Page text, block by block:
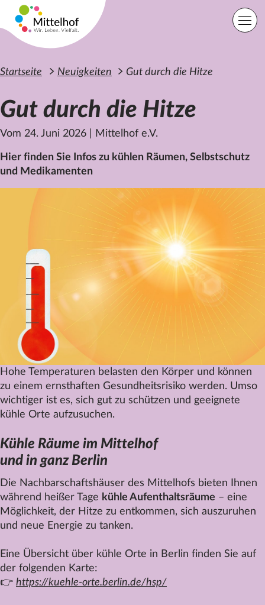
Zum Hauptinhalt der Seite springen
Lage Kontakt
Startseite
Angebote
Spenden
Datenschutz
Impressum
Kontakt
Startseite Neuigkeiten Gut durch die Hitze
Gut durch die Hitze
Vom 24. Juni 2026 Mittelhof e.V.
Hier finden Sie Infos zu kühlen Räumen, Selbstschutz
und Medikamenten
Hohe Temperaturen belasten den Körper und können
zu einem ernsthaften Gesundheitsrisiko werden. Umso
wichtiger ist es, sich gut zu schützen und geeignete
kühle Orte aufzusuchen.
Kühle Räume im Mittelhof
und in ganz Berlin
Die Nachbarschaftshäuser des Mittelhofs bieten Ihnen
während heißer Tage kühle Aufenthaltsräume – eine
Möglichkeit, der Hitze zu entkommen, sich auszuruhen
und neue Energie zu tanken.
Eine Übersicht über kühle Orte in Berlin finden Sie auf
der folgenden Karte:
👉 https://kuehle-orte.berlin.de/hsp/